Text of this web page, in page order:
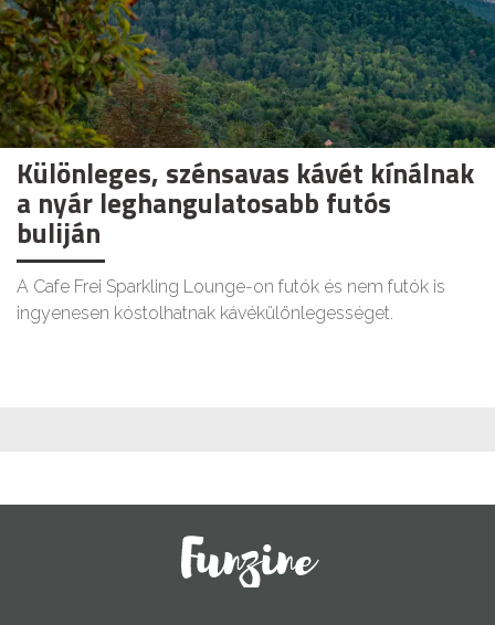
Különleges, szénsavas kávét kínálnak
a nyár leghangulatosabb futós
buliján
A Cafe Frei Sparkling Lounge-on futók és nem futók is
ingyenesen kóstolhatnak kávékülönlegességet.